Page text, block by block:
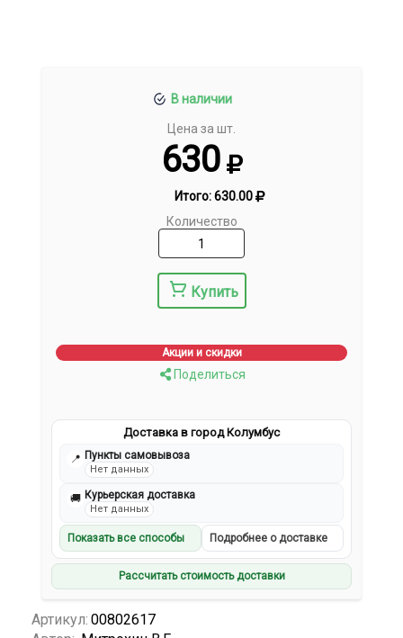
В наличии
Цена за шт.
630
Итого:630.00
Количество
Купить
Акции и скидки
Поделиться
Доставка в город Колумбус
📍 Пункты самовывоза
Нет данных
🚚 Курьерская доставка
Нет данных
Показать все способы Подробнее о доставке
Рассчитать стоимость доставки
Артикул: 00802617